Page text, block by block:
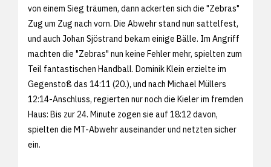
von einem Sieg träumen, dann ackerten sich die "Zebras"
Zug um Zug nach vorn. Die Abwehr stand nun sattelfest,
und auch Johan Sjöstrand bekam einige Bälle. Im Angriff
machten die "Zebras" nun keine Fehler mehr, spielten zum
Teil fantastischen Handball. Dominik Klein erzielte im
Gegenstoß das 14:11 (20.), und nach Michael Müllers
12:14-Anschluss, regierten nur noch die Kieler im fremden
Haus: Bis zur 24. Minute zogen sie auf 18:12 davon,
spielten die MT-Abwehr auseinander und netzten sicher
ein.